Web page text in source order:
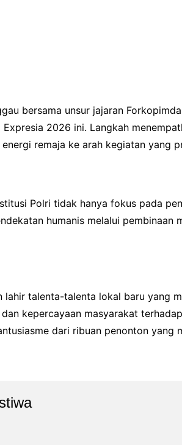
bersama unsur jajaran
2026 ini. Langkah
remaja ke arah kegiatan yang
Polri tidak hanya fokus pada
humanis melalui pembinaan
talenta-talenta lokal baru yang
kepercayaan masyarakat
dari ribuan penonton yang